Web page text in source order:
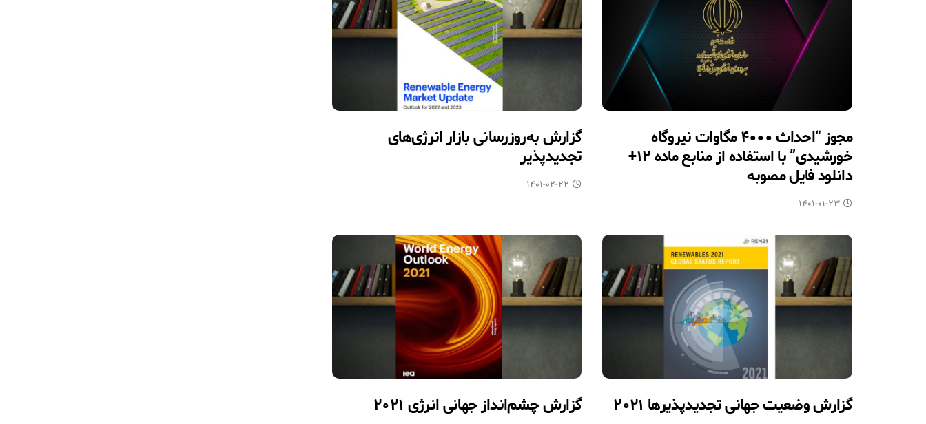
گزارش به‌روزرسانی بازار انرژی‌های
تجدیدپذیر
۱۴۰۱-۰۲-۲۲
مجوز “احداث ۴۰۰۰ مگاوات نیروگاه
خورشیدی” با استفاده از منابع ماده ۱۲+
دانلود فایل مصوبه
۱۴۰۱-۰۱-۲۳
گزارش چشم‌انداز جهانی انرژی ۲۰۲۱ گزارش وضعیت جهانی تجدیدپذیرها ۲۰۲۱